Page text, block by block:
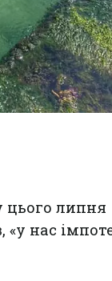
цього липня
«у нас